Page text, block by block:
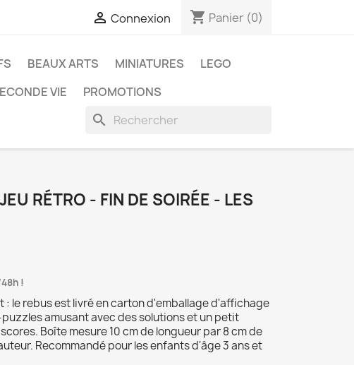
 Connexion shopping_cart Panier (0)
BEAUX ARTS MINIATURES
LEGO
VIE PROMOTIONS
search
RÉTRO - FIN DE SOIRÉE - LES
!
: le rebus est livré en carton d'emballage d'affichage
amusant avec des solutions et un petit
Boîte mesure 10 cm de longueur par 8 cm de
Recommandé pour les enfants d'âge 3 ans et